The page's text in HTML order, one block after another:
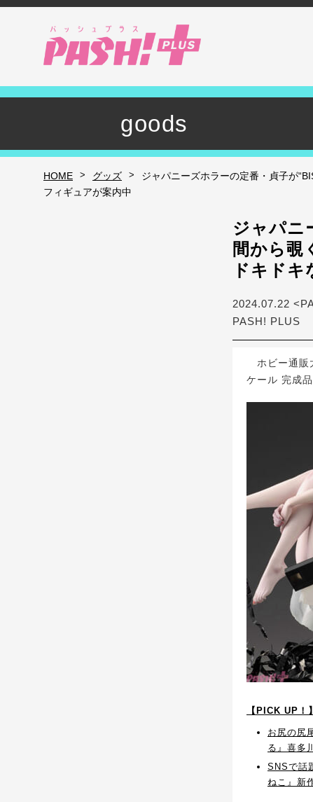
goods
HOME > グッズ >
ジャパニーズホラーの定番・貞子が
フィギュアが案内中
ジャパニ
間から覗
ドキド
2024.07.22
PASH! PLUS
ホビー通販
ケール 完成
【PICK UP！
お尻の尻
る』喜多
SNSで話
ねこ』新